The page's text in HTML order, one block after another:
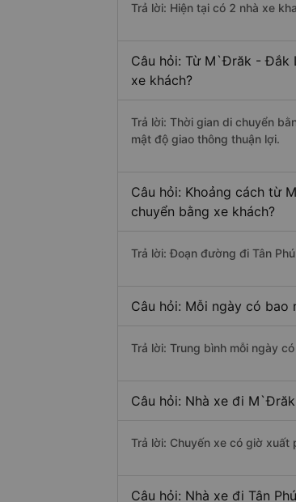
Trả lời: Hiện tại có 2 nhà xe
Câu hỏi: Từ M`Đrăk - Đắk
xe khách?
Trả lời: Thời gian di chuyển
mật độ giao thông thuận lợi.
Câu hỏi: Khoảng cách từ
chuyển bằng xe khách?
Trả lời: Đoạn đường đi Tân
Câu hỏi: Mỗi ngày có bao
Trả lời: Trung bình mỗi ngày
Câu hỏi: Nhà xe đi
Trả lời: Chuyến xe có giờ
Câu hỏi: Nhà xe đi Tân